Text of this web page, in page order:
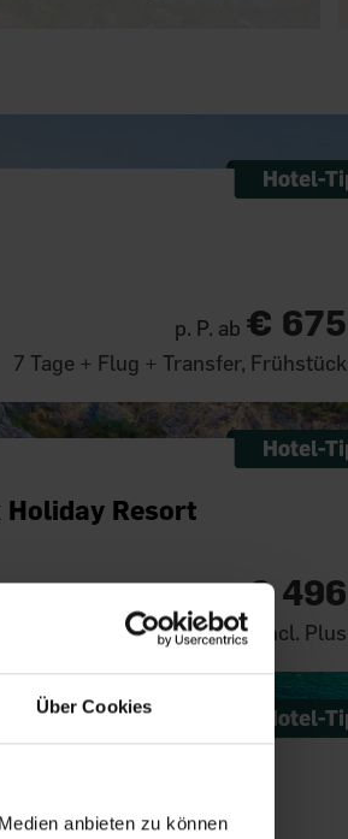
Über Cookies
anbieten zu können
p. P. ab € 675
7 Tage + Flug + Transfer, Frühstück
Holiday Resort
€ 496
Tage + Flug + Transfer, All Incl. Plus